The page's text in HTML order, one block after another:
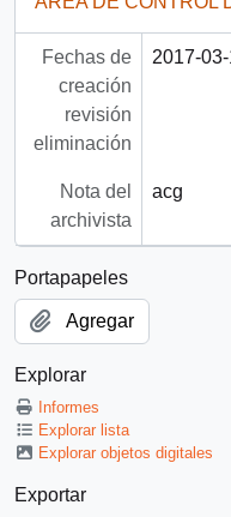
Fechas de
creación
revisión
eliminación
2017-
Nota del
archivista
acg
Portapapeles
Agregar
Explorar
Informes
Explorar lista
Explorar objetos digitales
Exportar